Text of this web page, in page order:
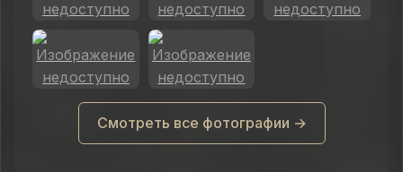
Смотреть все фотографии →